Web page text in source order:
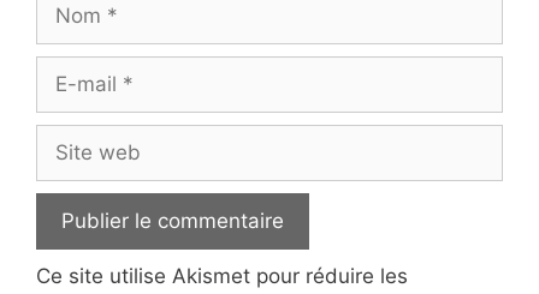
mail
web
Ce site utilise Akismet pour réduire les